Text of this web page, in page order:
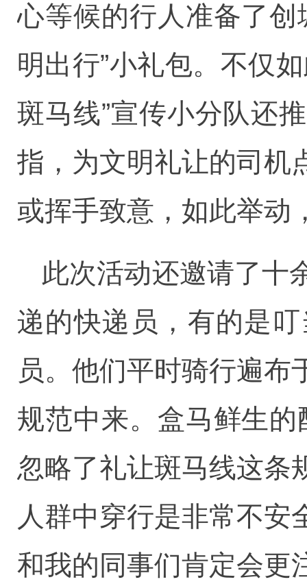
心等候的行人准备了
明出行”小礼包。不仅
斑马线”宣传小分队还
指，为文明礼让的司机
或挥手致意，如此举动
此次活动还邀请了十
递的快递员，有的是
员。他们平时骑行遍布
规范中来。盒马鲜生
忽略了礼让斑马线这条
人群中穿行是非常不安
和我的同事们肯定会更